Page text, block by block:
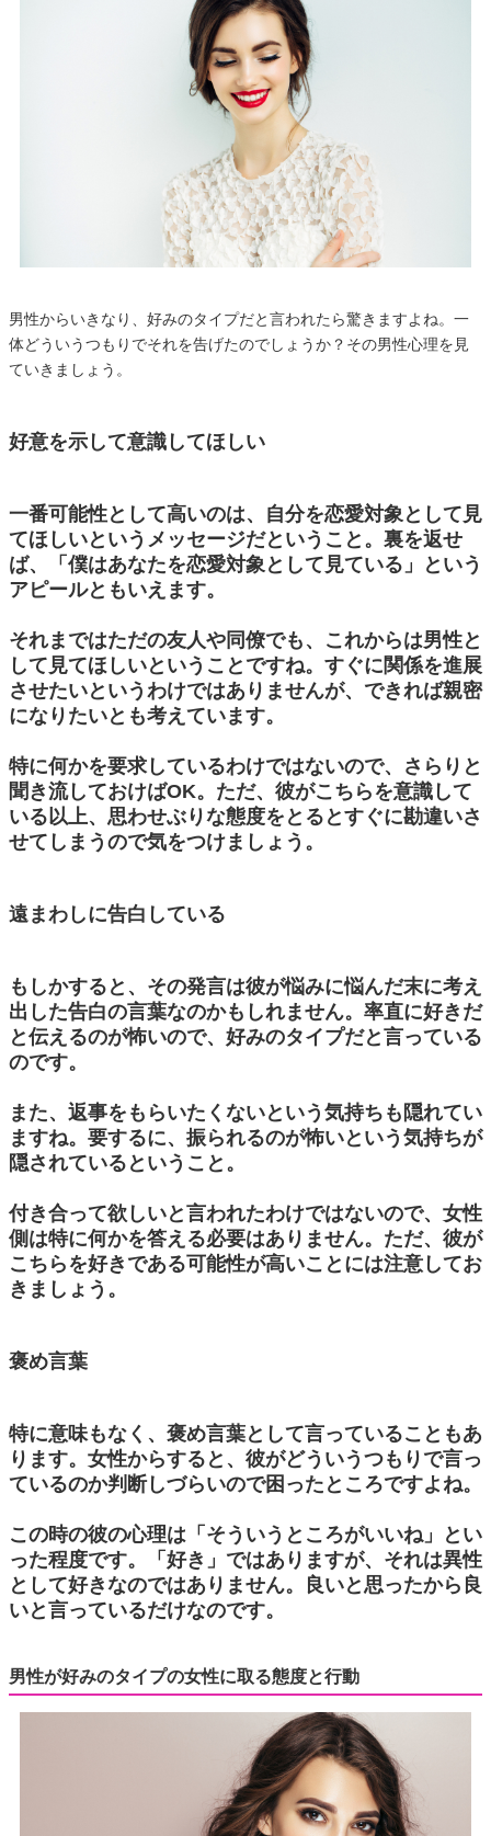
男性からいきなり、好みのタイプだと言われたら驚きますよね。一
体どういうつもりでそれを告げたのでしょうか？その男性心理を見
ていきましょう。
好意を示して意識してほしい
一番可能性として高いのは、自分を恋愛対象として見
てほしいというメッセージだということ。裏を返せ
ば、「僕はあなたを恋愛対象として見ている」という
アピールともいえます。
それまではただの友人や同僚でも、これからは男性と
して見てほしいということですね。すぐに関係を進展
させたいというわけではありませんが、できれば親密
になりたいとも考えています。
特に何かを要求しているわけではないので、さらりと
聞き流しておけばOK。ただ、彼がこちらを意識して
いる以上、思わせぶりな態度をとるとすぐに勘違いさ
せてしまうので気をつけましょう。
遠まわしに告白している
もしかすると、その発言は彼が悩みに悩んだ末に考え
出した告白の言葉なのかもしれません。率直に好きだ
と伝えるのが怖いので、好みのタイプだと言っている
のです。
また、返事をもらいたくないという気持ちも隠れてい
ますね。要するに、振られるのが怖いという気持ちが
隠されているということ。
付き合って欲しいと言われたわけではないので、女性
側は特に何かを答える必要はありません。ただ、彼が
こちらを好きである可能性が高いことには注意してお
きましょう。
褒め言葉
特に意味もなく、褒め言葉として言っていることもあ
ります。女性からすると、彼がどういうつもりで言っ
ているのか判断しづらいので困ったところですよね。
この時の彼の心理は「そういうところがいいね」とい
った程度です。「好き」ではありますが、それは異性
として好きなのではありません。良いと思ったから良
いと言っているだけなのです。
男性が好みのタイプの女性に取る態度と行動